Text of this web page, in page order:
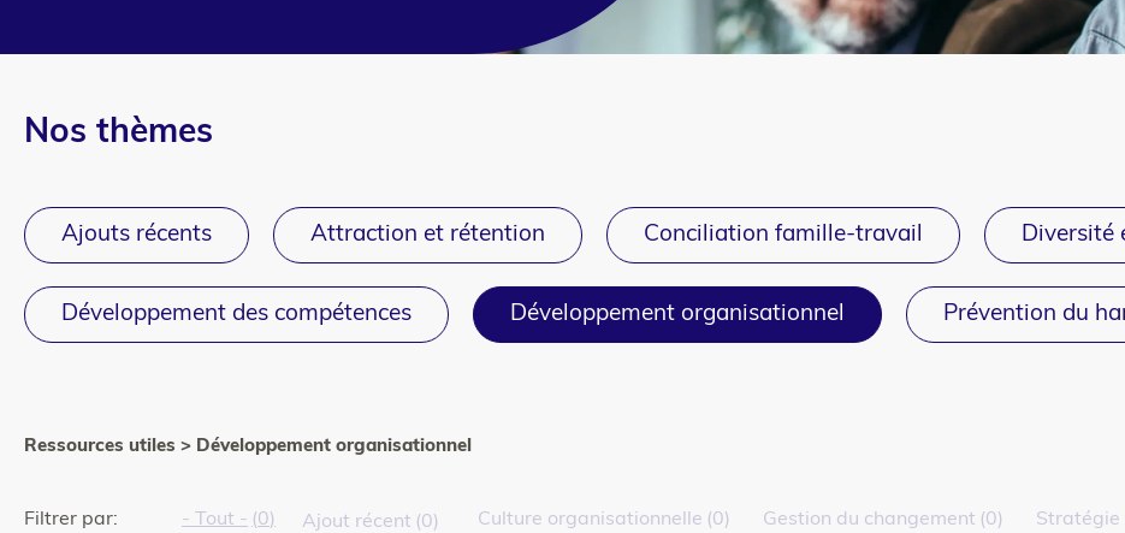
Nos thèmes
Ajouts récents Attraction et rétention Conciliation famille-travail Diversité
Développement des compétences Développement organisationnel Prévention du
Ressources utiles > Développement organisationnel
Filtrer par: - Tout - 0 Ajout récent 0 Culture organisationnelle 0 Gestion du changement 0 Stratégie